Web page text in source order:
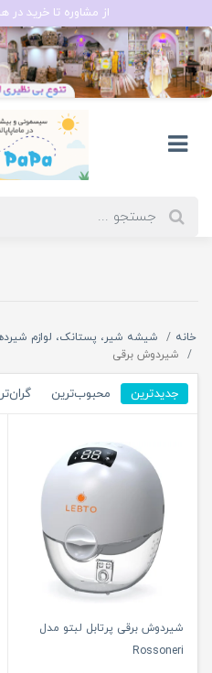
از مشاوره تا خرید
خانه شیشه شیر، پستانک، لوازم
شیردوش برقی
جدیدترین محبوب‌ترین
شیردوش برقی پرتابل لبتو مدل
Rossoneri